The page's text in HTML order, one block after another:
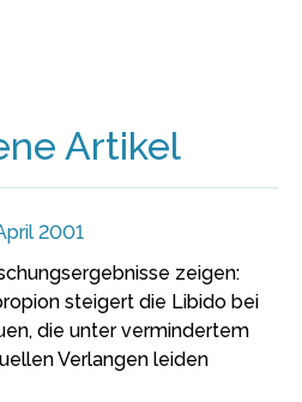
Artikel
2001
zeigen:
steigert die Libido bei
die unter vermindertem
Verlangen leiden